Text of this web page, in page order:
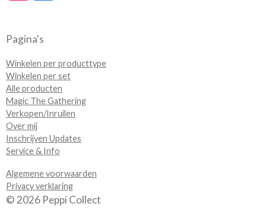
n
a
r
a
m
a
b
o
k
Pagina's
Winkelen per producttype
Winkelen per set
Alle producten
Magic The Gathering
Verkopen/Inruilen
Over mij
Inschrijven Updates
Service & Info
Algemene voorwaarden
Privacy verklaring
© 2026 Peppi Collect